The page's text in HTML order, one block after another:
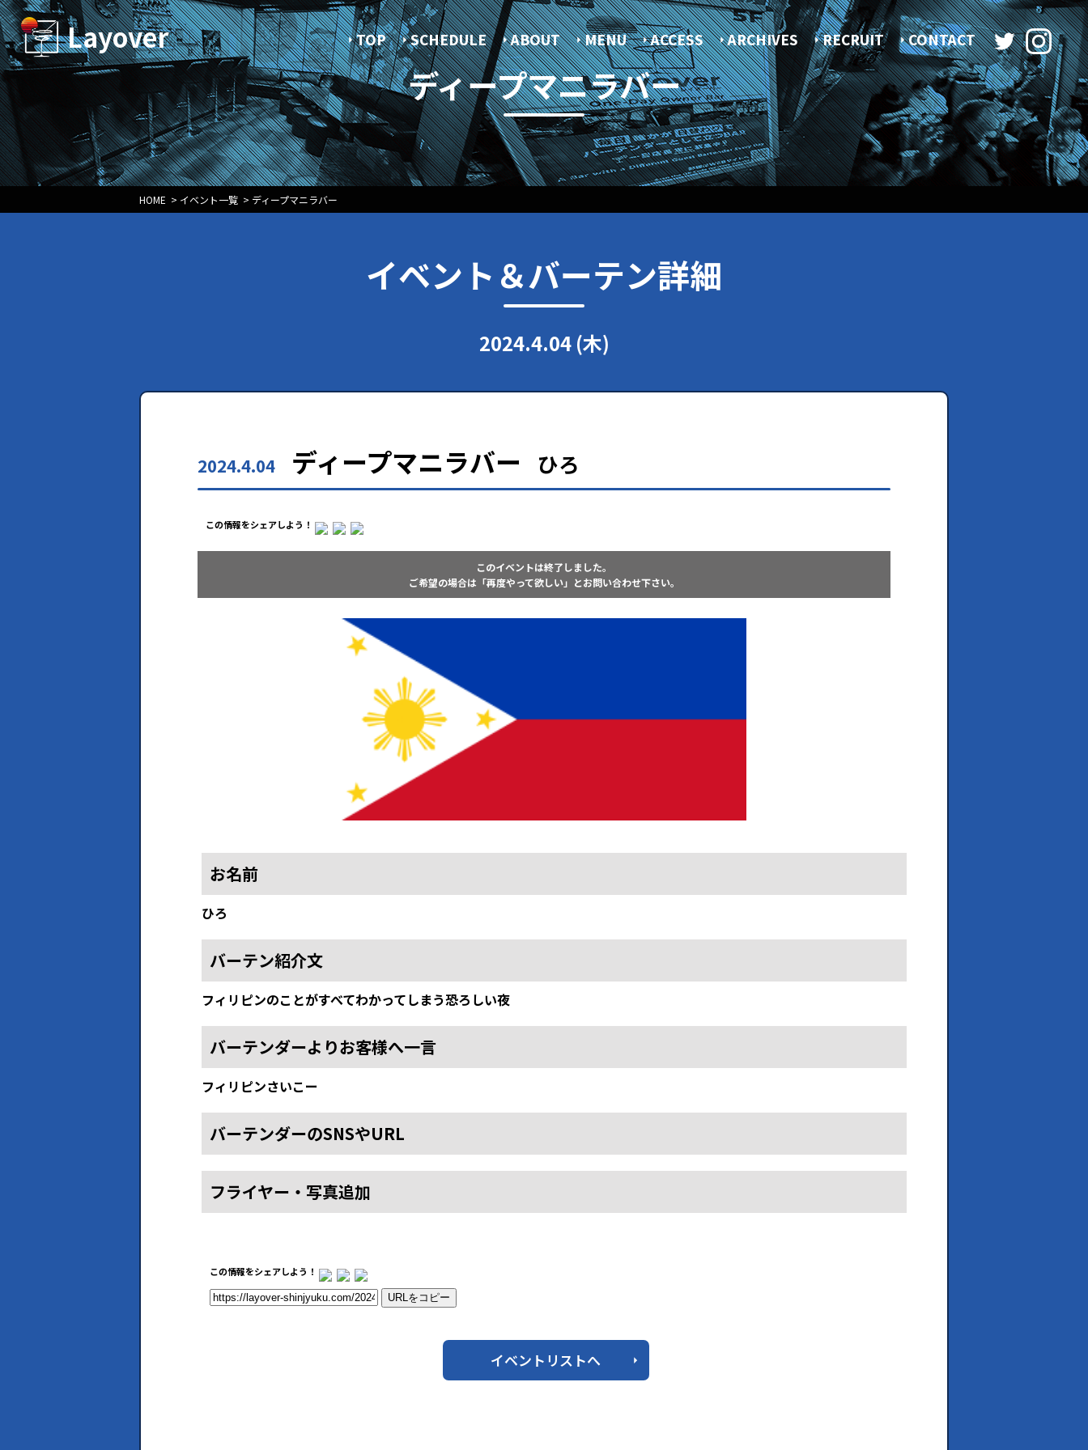
Layover
ディープマニラバー
TOP SCHEDULE ABOUT MENU ACCESS ARCHIVES RECRUIT CONTACT
HOME > イベント一覧 > ディープマニラバー
イベント＆バーテン詳細
2024.4.04 (木)
2024.4.04 ディープマニラバー ひろ
この情報をシェアしよう！
このイベントは終了しました。
ご希望の場合は「再度やって欲しい」とお問い合わせ下さい。
お名前
ひろ
バーテン紹介文
フィリピンのことがすべてわかってしまう恐ろしい夜
バーテンダーよりお客様へ一言
フィリピンさいこー
バーテンダーのSNSやURL
フライヤー・写真追加
この情報をシェアしよう！
URLをコピー
イベントリストへ